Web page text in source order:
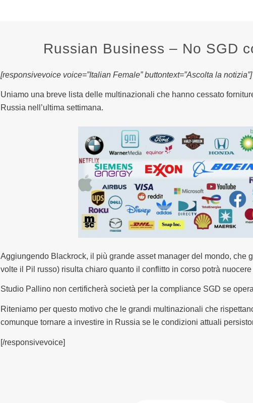
Russian Business – No SGD
[responsivevoice voice=”Italian Female” buttontext=”Ascolta la notizia”]
Uniamo una breve lista delle multinazionali che hanno cessato
Russia nell’ultima settimana.
Aggiungendo Blackrock, il più grande asset manager del mondo, che
volte il Pil russo) risulta chiaro quanto il conflitto in corso potrà nuocere
Studio Pallino non certificherà società per la compliance SGD se
Riteniamo per questo motivo che le grandi multinazionali che
comunque tornare a investire in Russia se le condizioni attuali
[/responsivevoice]